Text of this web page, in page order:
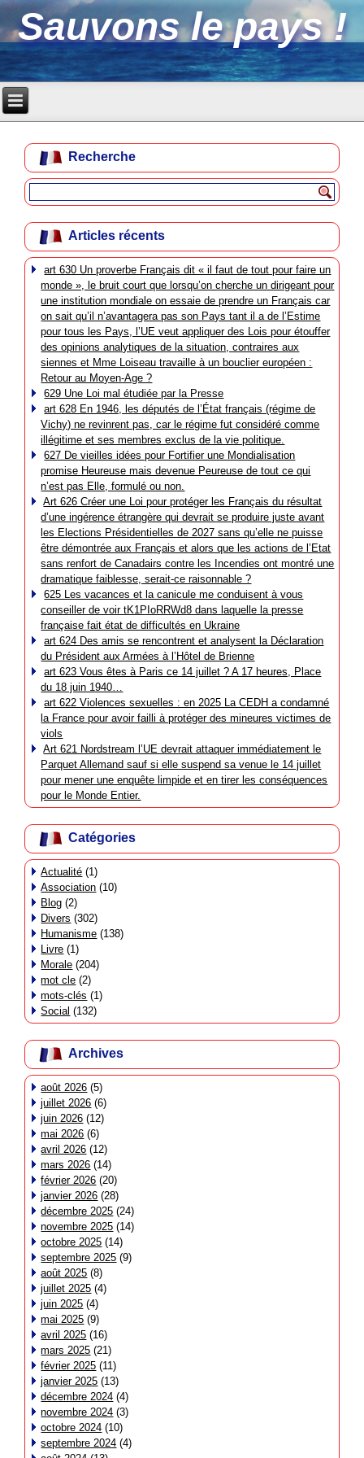
Sauvons le pays !
Recherche
Articles récents
art 630 Un proverbe Français dit « il faut de tout pour faire un
monde », le bruit court que lorsqu’on cherche un dirigeant pour
une institution mondiale on essaie de prendre un Français car
on sait qu’il n’avantagera pas son Pays tant il a de l’Estime
pour tous les Pays, l’UE veut appliquer des Lois pour étouffer
des opinions analytiques de la situation, contraires aux
siennes et Mme Loiseau travaille à un bouclier européen :
Retour au Moyen-Age ?
629 Une Loi mal étudiée par la Presse
art 628 En 1946, les députés de l’État français (régime de
Vichy) ne revinrent pas, car le régime fut considéré comme
illégitime et ses membres exclus de la vie politique.
627 De vieilles idées pour Fortifier une Mondialisation
promise Heureuse mais devenue Peureuse de tout ce qui
n’est pas Elle, formulé ou non.
Art 626 Créer une Loi pour protéger les Français du résultat
d’une ingérence étrangère qui devrait se produire juste avant
les Elections Présidentielles de 2027 sans qu’elle ne puisse
être démontrée aux Français et alors que les actions de l’Etat
sans renfort de Canadairs contre les Incendies ont montré une
dramatique faiblesse, serait-ce raisonnable ?
625 Les vacances et la canicule me conduisent à vous
conseiller de voir tK1PIoRRWd8 dans laquelle la presse
française fait état de difficultés en Ukraine
art 624 Des amis se rencontrent et analysent la Déclaration
du Président aux Armées à l’Hôtel de Brienne
art 623 Vous êtes à Paris ce 14 juillet ? A 17 heures, Place
du 18 juin 1940…
art 622 Violences sexuelles : en 2025 La CEDH a condamné
la France pour avoir failli à protéger des mineures victimes de
viols
Art 621 Nordstream l’UE devrait attaquer immédiatement le
Parquet Allemand sauf si elle suspend sa venue le 14 juillet
pour mener une enquête limpide et en tirer les conséquences
pour le Monde Entier.
Catégories
Actualité (1)
Association (10)
Blog (2)
Divers (302)
Humanisme (138)
Livre (1)
Morale (204)
mot cle (2)
mots-clés (1)
Social (132)
Archives
août 2026 (5)
juillet 2026 (6)
juin 2026 (12)
mai 2026 (6)
avril 2026 (12)
mars 2026 (14)
février 2026 (20)
janvier 2026 (28)
décembre 2025 (24)
novembre 2025 (14)
octobre 2025 (14)
septembre 2025 (9)
août 2025 (8)
juillet 2025 (4)
juin 2025 (4)
mai 2025 (9)
avril 2025 (16)
mars 2025 (21)
février 2025 (11)
janvier 2025 (13)
décembre 2024 (4)
novembre 2024 (3)
octobre 2024 (10)
septembre 2024 (4)